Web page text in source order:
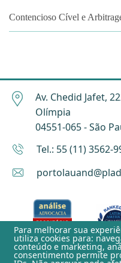
Contencioso Cível e
Av. Chedid Jafet,
Olímpia
04551-065 - São
Tel.: 55 (11) 3562-
Para melhorar sua
utiliza cookies para:
conteúdo e marketing,
consentimento permite